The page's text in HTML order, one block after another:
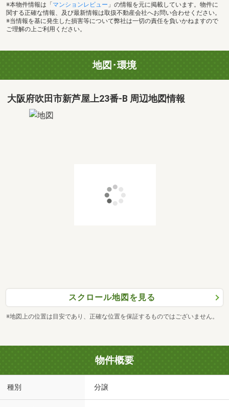
※本物件情報は「 マンションレビュー 」の情報を元に掲載しています。物件に
関する正確な情報、及び最新情報は取扱不動産会社へお問い合わせください。
※当情報を基に発生した損害等について弊社は一切の責任を負いかねますので
ご理解の上ご利用ください。
地図･環境
大阪府吹田市新芦屋上23番-B 周辺地図情報
スクロール地図を見る
※地図上の位置は目安であり、正確な位置を保証するものではございません。
物件概要
種別 分譲